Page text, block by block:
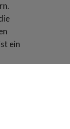
ein